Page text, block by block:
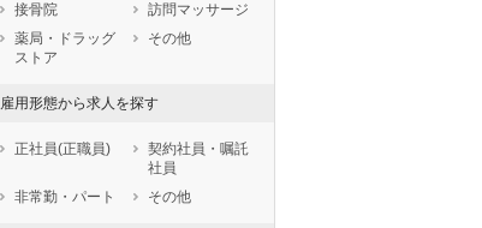
広島県
山口県
徳島県
香川県
愛媛県
熊本県
大分県
接骨院
訪問マッサージ
薬局・ドラッグ
ストア
その他
雇用形態から求人を探す
正社員(正職員)
契約社員・嘱託
社員
非常勤・パート
その他